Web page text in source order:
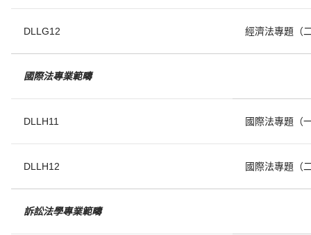
DLLG12 經濟法專題（
國際法專業範疇
DLLH11 國際法專題（
DLLH12 國際法專題（
訴訟法學專業範疇